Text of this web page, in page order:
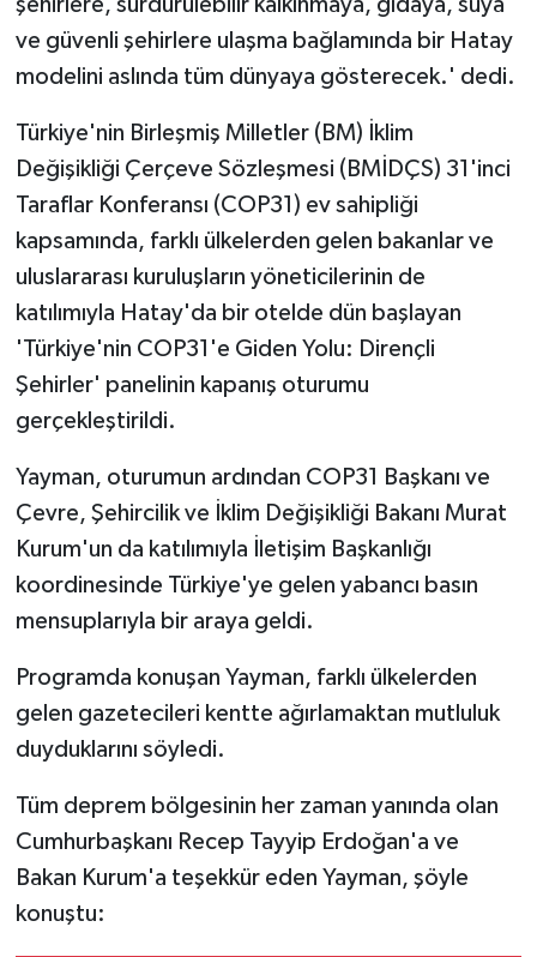
şehirlere, sürdürülebilir kalkınmaya, gıdaya, suya
ve güvenli şehirlere ulaşma bağlamında bir Hatay
modelini aslında tüm dünyaya gösterecek.' dedi.
Türkiye'nin Birleşmiş Milletler (BM) İklim
Değişikliği Çerçeve Sözleşmesi (BMİDÇS) 31'inci
Taraflar Konferansı (COP31) ev sahipliği
kapsamında, farklı ülkelerden gelen bakanlar ve
uluslararası kuruluşların yöneticilerinin de
katılımıyla Hatay'da bir otelde dün başlayan
'Türkiye'nin COP31'e Giden Yolu: Dirençli
Şehirler' panelinin kapanış oturumu
gerçekleştirildi.
Yayman, oturumun ardından COP31 Başkanı ve
Çevre, Şehircilik ve İklim Değişikliği Bakanı Murat
Kurum'un da katılımıyla İletişim Başkanlığı
koordinesinde Türkiye'ye gelen yabancı basın
mensuplarıyla bir araya geldi.
Programda konuşan Yayman, farklı ülkelerden
gelen gazetecileri kentte ağırlamaktan mutluluk
duyduklarını söyledi.
Tüm deprem bölgesinin her zaman yanında olan
Cumhurbaşkanı Recep Tayyip Erdoğan'a ve
Bakan Kurum'a teşekkür eden Yayman, şöyle
konuştu: